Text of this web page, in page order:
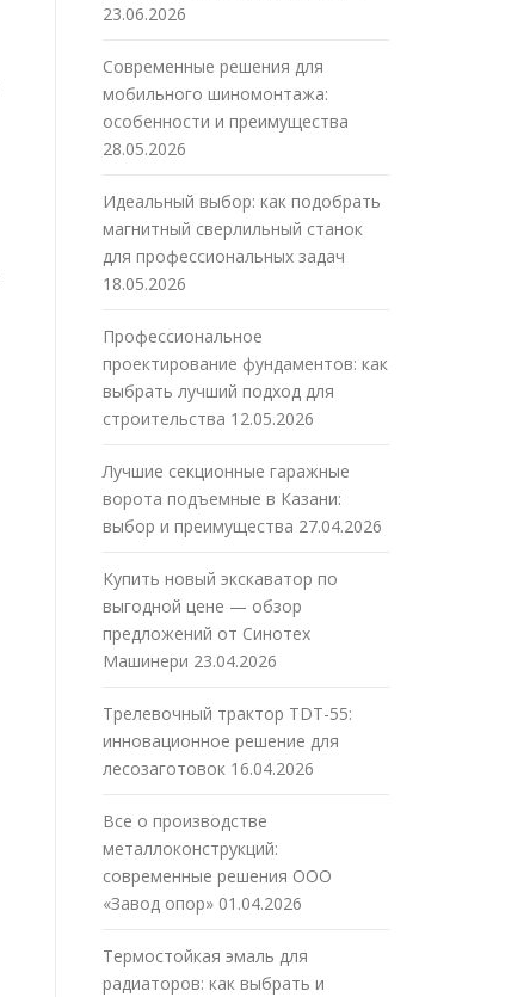
23.06.2026
Современные решения для
мобильного шиномонтажа:
особенности и преимущества
28.05.2026
Идеальный выбор: как подобрать
магнитный сверлильный станок
для профессиональных задач
18.05.2026
Профессиональное
проектирование фундаментов: как
выбрать лучший подход для
строительства 12.05.2026
Лучшие секционные гаражные
ворота подъемные в Казани:
выбор и преимущества 27.04.2026
Купить новый экскаватор по
выгодной цене — обзор
предложений от Синотех
Машинери 23.04.2026
Трелевочный трактор TDT-55:
инновационное решение для
лесозаготовок 16.04.2026
Все о производстве
металлоконструкций:
современные решения ООО
«Завод опор» 01.04.2026
Термостойкая эмаль для
радиаторов: как выбрать и